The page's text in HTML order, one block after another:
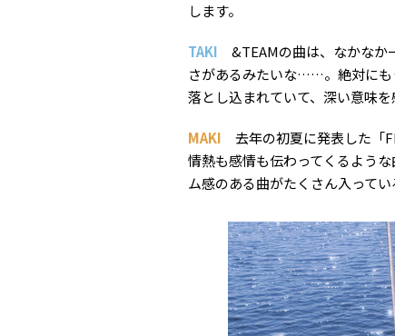
します。
TAKI &TEAMの曲は、なかなか
さがあるみたいな……。絶対にも
落とし込まれていて、深い意味
MAKI 去年の初夏に発表した「
情熱も感情も伝わってくるよう
ム感のある曲がたくさん入って